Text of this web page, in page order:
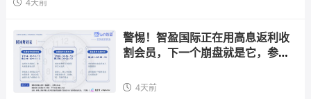
4天前
警惕！智盈国际正在用高息返利收
割会员，下一个崩盘就是它，参与
4天前